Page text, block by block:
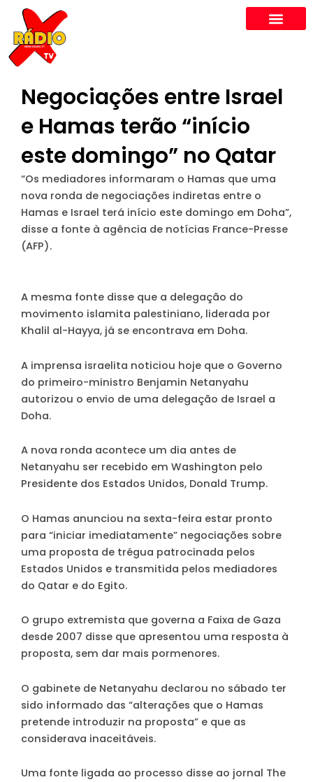
content
Negociações entre Israel
e Hamas terão “início
este domingo” no Qatar
“Os mediadores informaram o Hamas que uma
nova ronda de negociações indiretas entre o
Hamas e Israel terá início este domingo em Doha”,
disse a fonte à agência de notícias France-Presse
(AFP).
A mesma fonte disse que a delegação do
movimento islamita palestiniano, liderada por
Khalil al-Hayya, já se encontrava em Doha.
A imprensa israelita noticiou hoje que o Governo
do primeiro-ministro Benjamin Netanyahu
autorizou o envio de uma delegação de Israel a
Doha.
A nova ronda acontece um dia antes de
Netanyahu ser recebido em Washington pelo
Presidente dos Estados Unidos, Donald Trump.
O Hamas anunciou na sexta-feira estar pronto
para “iniciar imediatamente” negociações sobre
uma proposta de trégua patrocinada pelos
Estados Unidos e transmitida pelos mediadores
do Qatar e do Egito.
O grupo extremista que governa a Faixa de Gaza
desde 2007 disse que apresentou uma resposta à
proposta, sem dar mais pormenores.
O gabinete de Netanyahu declarou no sábado ter
sido informado das “alterações que o Hamas
pretende introduzir na proposta” e que as
considerava inaceitáveis.
Uma fonte ligada ao processo disse ao jornal The